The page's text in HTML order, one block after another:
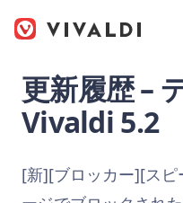
更新履歴 –
Vivaldi 5.2
[新][ブロッカー][ス